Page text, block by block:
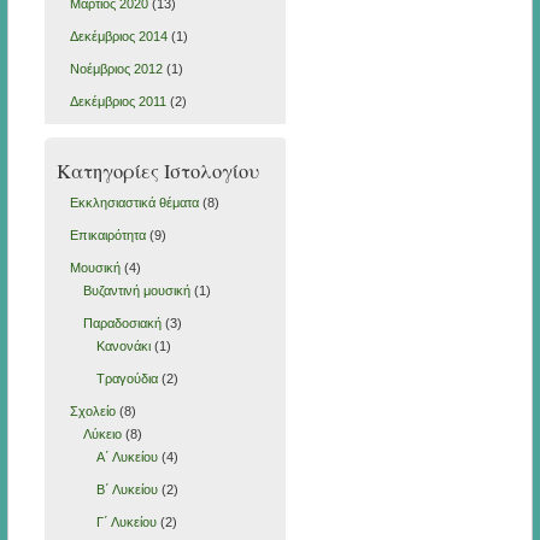
Μάρτιος 2020(13)
Δεκέμβριος 2014(1)
Νοέμβριος 2012(1)
Δεκέμβριος 2011 (2)
Κατηγορίες Ιστολογίου
Εκκλησιαστικά θέματα(8)
Επικαιρότητα(9)
Μουσική(4)
Βυζαντινή μουσική(1)
Παραδοσιακή(3)
Κανονάκι(1)
Τραγούδια(2)
Σχολείο(8)
Λύκειο(8)
Α΄ Λυκείου(4)
Β΄ Λυκείου(2)
Γ΄ Λυκείου(2)